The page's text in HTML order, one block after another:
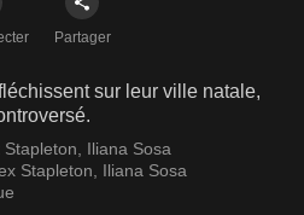
Partager
sur leur ville natale,
Stapleton, Iliana Sosa
Stapleton, Iliana Sosa